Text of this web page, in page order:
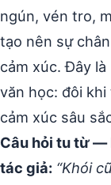
ngún, vén tro,
tạo nên sự
cảm xúc. Đây
văn học: đôi
cảm xúc sâu
Câu hỏi tu từ —
tác giả: “Khói